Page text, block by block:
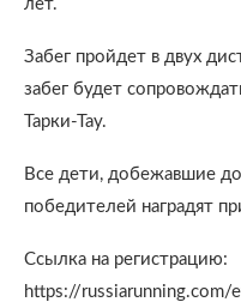
лет.
Забег пройдет в двух
забег будет
Тарки-Тау.
Все дети, добежавшие
победителей наградят
Ссылка на регистрацию:
https://russiarunning.com/